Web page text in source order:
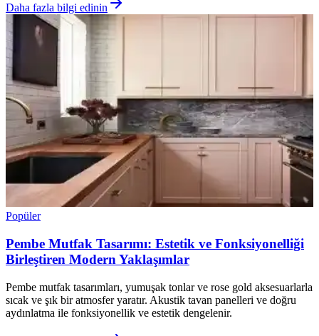
Daha fazla bilgi edinin
Popüler
Pembe Mutfak Tasarımı: Estetik ve Fonksiyonelliği
Birleştiren Modern Yaklaşımlar
Pembe mutfak tasarımları, yumuşak tonlar ve rose gold aksesuarlarla
sıcak ve şık bir atmosfer yaratır. Akustik tavan panelleri ve doğru
aydınlatma ile fonksiyonellik ve estetik dengelenir.